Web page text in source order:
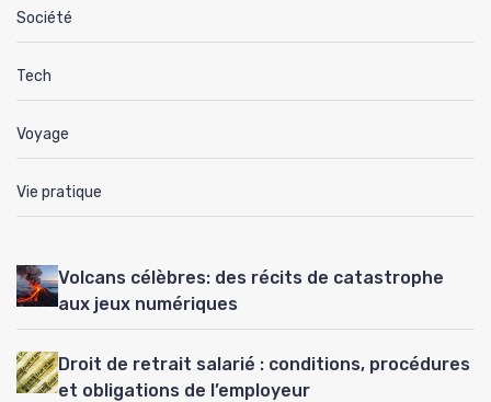
Société
Tech
Voyage
Vie pratique
Volcans célèbres: des récits de catastrophe
aux jeux numériques
Droit de retrait salarié : conditions, procédures
et obligations de l’employeur